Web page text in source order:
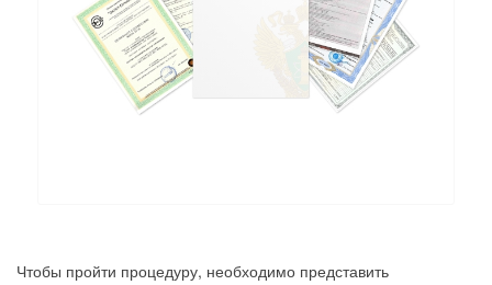
Чтобы пройти процедуру, необходимо представить